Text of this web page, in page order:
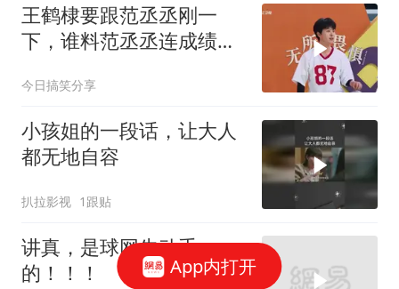
王鹤棣要跟范丞丞刚一
下，谁料范丞丞连成绩都
情嘲笑
今日搞笑分享
小孩姐的一段话，让大人
都无地自容
扒拉影视 1跟贴
讲真，是球网先动手
的！！！
App内打开